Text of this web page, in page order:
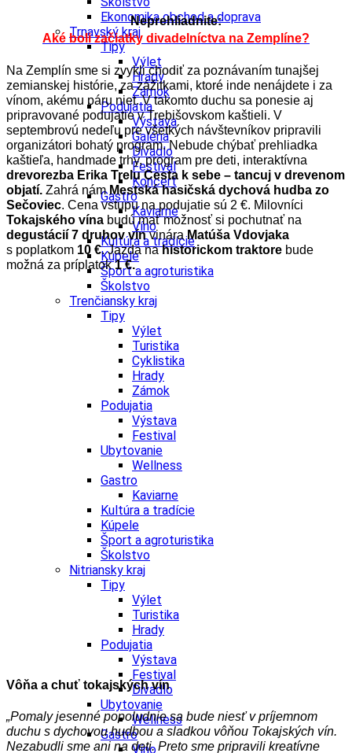
Ekonomika obchod a doprava
Trnavský kraj
Tipy
Výlet
Hrady
Zámok
Podujatia
Výstava
Galéria
Divadlo
Festival
Koncert
Gastro
Kaviarne
Víno
Kultúra a tradície
Kúpele
Šport a agroturistika
Školstvo
Trenčiansky kraj
Tipy
Výlet
Turistika
Cyklistika
Hrady
Zámok
Podujatia
Výstava
Festival
Ubytovanie
Wellness
Gastro
Kaviarne
Kultúra a tradície
Kúpele
Šport a agroturistika
Školstvo
Nitriansky kraj
Tipy
Výlet
Turistika
Hrady
Podujatia
Výstava
Festival
Divadlo
Ubytovanie
Wellness
Gastro
Víno
Neprehliadnite:
Aké boli začiatky divadelníctva na Zemplíne?
Na Zemplín sme si zvykli chodiť za poznávaním tunajšej
zemianskej histórie, za zážitkami, ktoré inde nenájdete i za
vínom, akému páru niet. V takomto duchu sa ponesie aj
pripravované podujatie v Trebišovskom kaštieli. V
septembrovú nedeľu pre všetkých návštevníkov pripravili
organizátori bohatý program. Nebude chýbať prehliadka
kaštieľa, handmade trhy, program pre deti, interaktívna
drevorezba Erika Trelu Cesta k sebe – tancuj v drevenom
objatí. Zahrá nám Mestská hasičská dychová hudba zo
Sečoviec. Cena vstupu na podujatie sú 2 €. Milovníci
Tokajského vína budú mať možnosť si pochutnať na
degustácií 7 druhov vínvináraMatúša Vdovjaka
s poplatkom 10 €. Jazda nahistorickom traktore bude
možná za príplatok1 €.
Vôňa a chuť tokajských vín
„Pomaly jesenné popoludnie sa bude niesť v príjemnom
duchu s dychovou hudbou a sladkou vôňou Tokajských vín.
Nezabudli sme ani na deti. Preto sme pripravili kreatívne